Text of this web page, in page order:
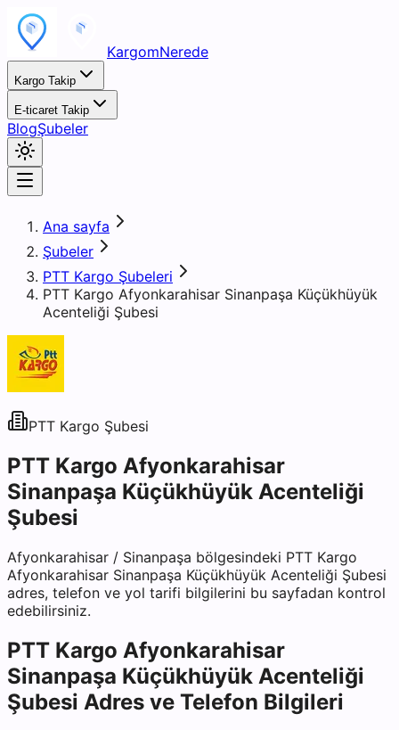
KargomNerede
Kargo Takip
E-ticaret Takip
BlogŞubeler
Ana sayfa
Şubeler
PTT Kargo Şubeleri
PTT Kargo Afyonkarahisar Sinanpaşa Küçükhüyük
Acenteliği Şubesi
PTT Kargo Şubesi
PTT Kargo Afyonkarahisar
Sinanpaşa Küçükhüyük Acenteliği
Şubesi
Afyonkarahisar / Sinanpaşa bölgesindeki PTT Kargo
Afyonkarahisar Sinanpaşa Küçükhüyük Acenteliği Şubesi
adres, telefon ve yol tarifi bilgilerini bu sayfadan kontrol
edebilirsiniz.
PTT Kargo Afyonkarahisar
Sinanpaşa Küçükhüyük Acenteliği
Şubesi Adres ve Telefon Bilgileri